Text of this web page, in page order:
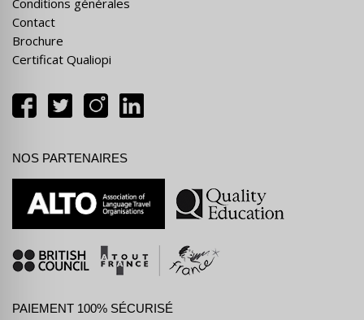
Conditions générales
Contact
Brochure
Certificat Qualiopi
NOS PARTENAIRES
PAIEMENT 100% SÉCURISÉ